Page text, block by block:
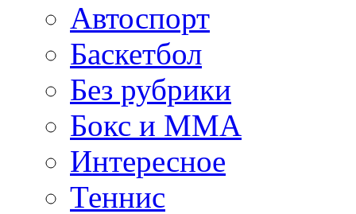
Автоспорт
Баскетбол
Без рубрики
Бокс и ММА
Интересное
Теннис